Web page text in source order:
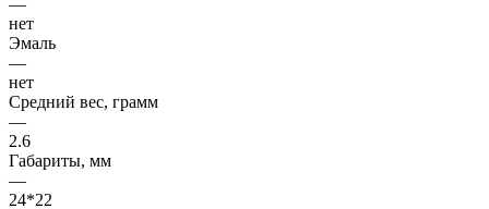
нет
Эмаль
—
нет
Средний вес, грамм
—
2.6
Габариты, мм
—
24*22